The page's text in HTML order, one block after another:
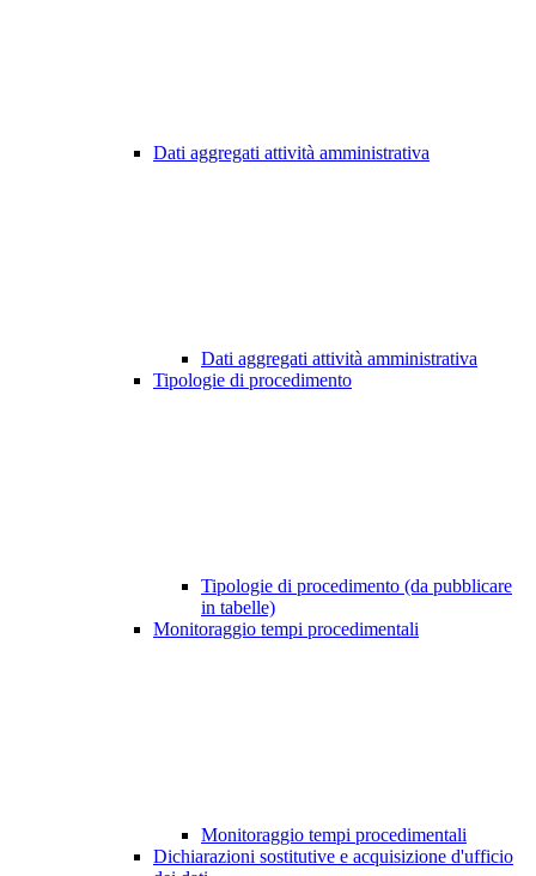
Dati aggregati attività amministrativa
Dati aggregati attività amministrativa
Tipologie di procedimento
Tipologie di procedimento (da pubblicare
in tabelle)
Monitoraggio tempi procedimentali
Monitoraggio tempi procedimentali
Dichiarazioni sostitutive e acquisizione d'ufficio